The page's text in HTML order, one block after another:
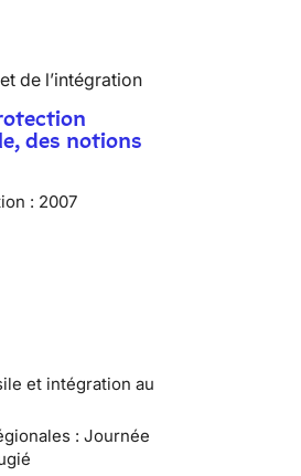
de l’intégration
des notions
: 2007
et intégration au
: Journée